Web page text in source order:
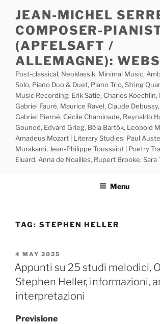
content
JEAN-MICHEL
COMPOSER-
(APFELSAFT /
ALLEMAGNE):
Post-classical, Neoklassik, Minimal Music,
Solo, Piano Duo & Duet, Piano Trio, String
Music Recording: Erik Satie, Charles Koechlin,
Gabriel Fauré, Maurice Ravel, Claude
Gabriel Pierné, Cécile Chaminade, Reynaldo
Gounod, Edvard Grieg, Béla Bartók, Leopold
Amadeus Mozart | Literary Studies: Paul
Murakami, Jean-Philippe Toussaint | Poetry
Éluard, Anna de Noailles, Rupert Brooke, Sara
Menu
TAG: STEPHEN HELLER
POSTED
ON
4 MAY 2025
Appunti su 25 studi melodici,
Stephen Heller, informazioni,
interpretazioni
Previsione